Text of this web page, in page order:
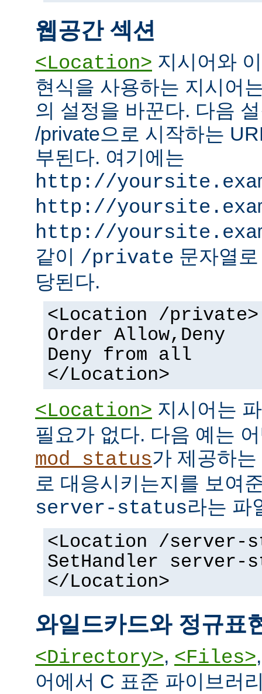
웹공간 섹션
<Location> 지시어와
현식을 사용하는 지시어
의 설정을 바꾼다. 다음
/private으로 시작하는
부된다. 여기에는
http://
http://
http://
같이 /private 문자열
당된다.
<Location /private>
Order Allow,Deny
Deny from all
</Location>
<Location> 지시어는
필요가 없다. 다음 예는
mod_status가 제공하
로 대응시키는지를 보여
server-status라는 파
<Location /server-
SetHandler server-
</Location>
와일드카드와 정규표
<Directory>, <Files>
어에서 C 표준 파이브러